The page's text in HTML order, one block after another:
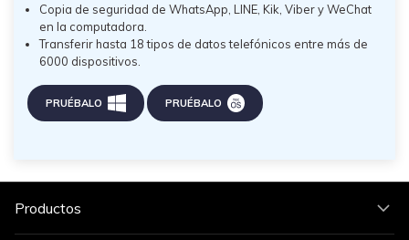
Copia de seguridad de WhatsApp, LINE, Kik, Viber y WeChat
en la computadora.
Transferir hasta 18 tipos de datos telefónicos entre más de
6000 dispositivos.
PRUÉBALO PRUÉBALO
Productos